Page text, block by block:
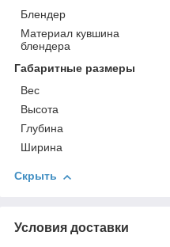
Блендер
Материал кувшина
блендера
Габаритные размеры
Вес
Высота
Глубина
Ширина
Скрыть
Условия доставки